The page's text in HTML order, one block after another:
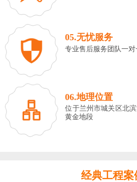
05.无忧服务
专业售后服务团队一
06.地理位置
位于兰州市城关区北
黄金地段
经典工程案